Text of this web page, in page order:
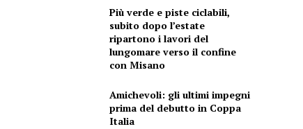
Più verde e piste ciclabili,
subito dopo l’estate
ripartono i lavori del
lungomare verso il confine
con Misano
Amichevoli: gli ultimi impegni
prima del debutto in Coppa
Italia